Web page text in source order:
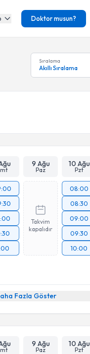
Doktor musun?
Sıralama
Akıllı Sıralama
9 Ağu
Paz
10 Ağu
Pzt
Takvim
kapalıdır
08:00
08:30
09:00
09:30
10:00
Fazla Göster
9 Ağu
Paz
10 Ağu
Pzt